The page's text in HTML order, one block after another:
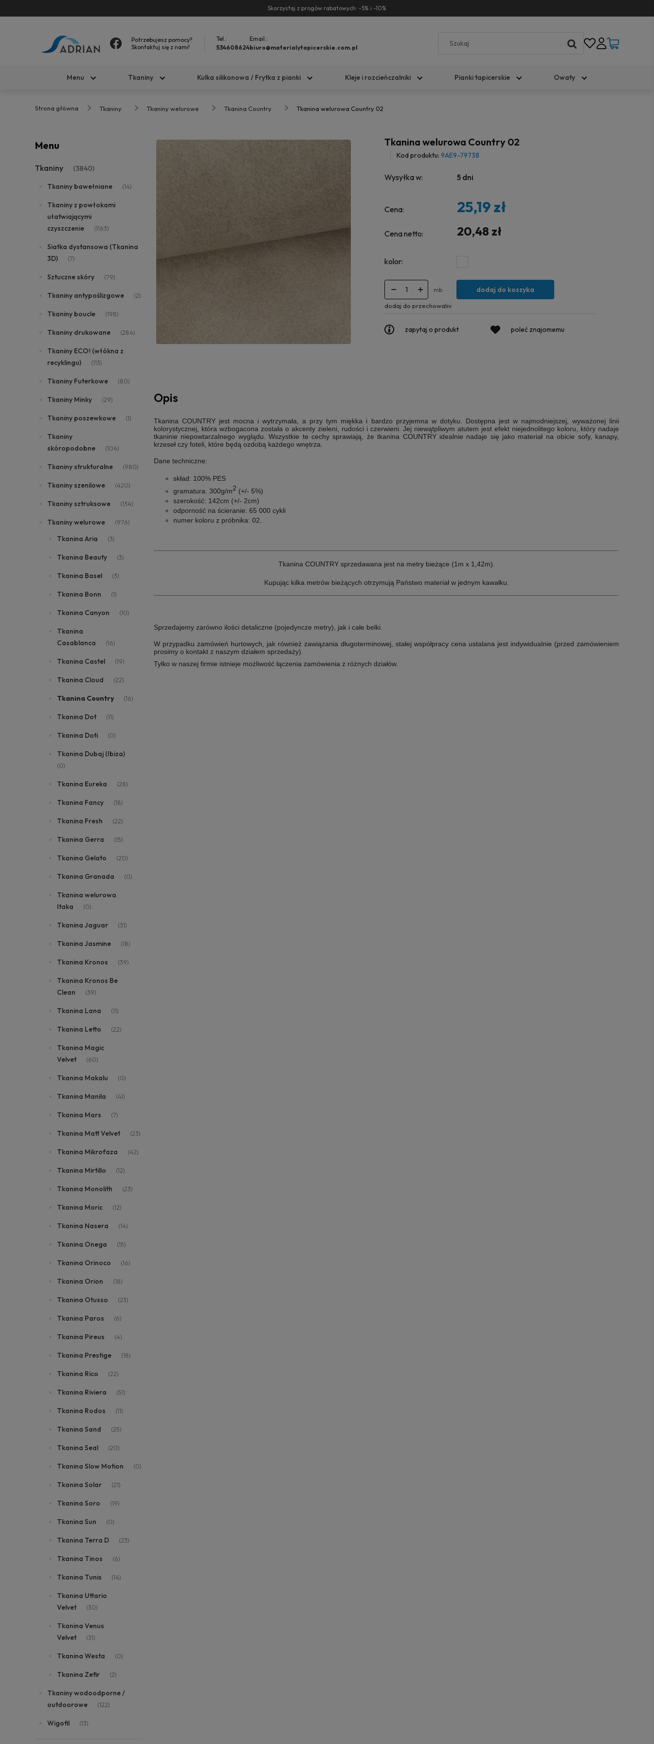
Skorzystaj z progów rabatowych: -5% i -10%
Potrzebujesz pomocy?
Skontaktuj się z nami!
Tel.:
534608624
Email.:
biuro@materialytapicerskie.com.pl
Menu Tkaniny Kulka silikonowa / Frytka z pianki Kleje i rozcieńczalniki Pianki tapicerskie Owaty
Strona główna Tkaniny Tkaniny welurowe Tkanina Country Tkanina welurowa Country 02
Menu
Tkaniny (3840)
Tkaniny bawełniane (14)
Tkaniny z powłokami
ułatwiającymi
czyszczenie
(1163)
Siatka dystansowa (Tkanina
3D)
(7)
Sztuczne skóry (79)
Tkaniny antypoślizgowe (2)
Tkaniny boucle (198)
Tkaniny drukowane (284)
Tkaniny ECO! (włókna z
recyklingu)
(113)
Tkaniny Futerkowe (80)
Tkaniny Minky (29)
Tkaniny poszewkowe (1)
Tkaniny
skóropodobne
(104)
Tkaniny strukturalne (980)
Tkaniny szenilowe (420)
Tkaniny sztruksowe (134)
Tkaniny welurowe (976)
Tkanina Aria (3)
Tkanina Beauty (3)
Tkanina Basel (3)
Tkanina Bonn (1)
Tkanina Canyon (10)
Tkanina
Casablanca
(16)
Tkanina Castel (19)
Tkanina Cloud (22)
Tkanina Country (16)
Tkanina Dot (11)
Tkanina Doti (0)
Tkanina Dubaj (Ibiza)
(0)
Tkanina Eureka (28)
Tkanina Fancy (18)
Tkanina Fresh (22)
Tkanina Gerra (15)
Tkanina Gelato (20)
Tkanina Granada (0)
Tkanina welurowa
Itaka
(0)
Tkanina Jaguar (31)
Tkanina Jasmine (18)
Tkanina Kronos (39)
Tkanina Kronos Be
Clean
(39)
Tkanina Lana (11)
Tkanina Letto (22)
Tkanina Magic
Velvet
(60)
Tkanina Makalu (0)
Tkanina Manila (41)
Tkanina Mars (7)
Tkanina Matt Velvet (23)
Tkanina Mikrofaza (42)
Tkanina Mirtillo (12)
Tkanina Monolith (23)
Tkanina Moric (12)
Tkanina Nasera (14)
Tkanina Onega (15)
Tkanina Orinoco (16)
Tkanina Orion (18)
Tkanina Otusso (23)
Tkanina Paros (6)
Tkanina Pireus (4)
Tkanina Prestige (18)
Tkanina Rico (22)
Tkanina Riviera (51)
Tkanina Rodos (11)
Tkanina Sand (25)
Tkanina Seal (20)
Tkanina Slow Motion (0)
Tkanina Solar (21)
Tkanina Soro (19)
Tkanina Sun (0)
Tkanina Terra D (23)
Tkanina Tinos (6)
Tkanina Tunis (14)
Tkanina Uttario
Velvet
(30)
Tkanina Venus
Velvet
(31)
Tkanina Westa (0)
Tkanina Zefir (2)
Tkaniny wodoodporne /
outdoorowe
(122)
Wigofil (13)
Tkanina welurowa Country 02
Kod produktu: 9AE9-79738
Wysyłka w: 5 dni
Cena: 25,19 zł
Cena netto: 20,48 zł
kolor:
mb dodaj do koszyka
dodaj do przechowalni
zapytaj o produkt poleć znajomemu
Opis
Tkanina COUNTRY jest mocna i wytrzymała, a przy tym miękka i bardzo przyjemna w dotyku. Dostępna jest w najmodniejszej, wyważonej linii
kolorystycznej, która wzbogacona została o akcenty zieleni, rudości i czerwieni . Jej niewątpliwym atutem jest efekt niejednolitego koloru, który nadaje
tkaninie niepowtarzalnego wyglądu.Wszystkie te cechy sprawiają, że tkanina COUNTRY idealnie nadaje się jako materiał na obicie sofy, kanapy,
krzeseł czy foteli, które będą ozdobą każdego wnętrza.
Dane techniczne:
skład: 100% PES
gramatura: 300g/m2 (+/- 5%)
szerokość: 142cm (+/- 2cm)
odporność na ścieranie: 65 000 cykli
numer koloru z próbnika: 02
Tkanina COUNTRY sprzedawana jest na metry bieżące (1m x 1,42m).
Kupując kilka metrów bieżących otrzymują Państwo materiał w jednym kawałku.
Sprzedajemy zarówno ilości detaliczne (pojedyncze metry), jak i całe belki.
W przypadku zamówień hurtowych, jak również zawiązania długoterminowej, stałej współpracy cena ustalana jest indywidualnie (przed zamówieniem
prosimy o kontakt z naszym działem sprzedaży).
Tylko w naszej firmie istnieje możliwość łączenia zamówienia z różnych działów.